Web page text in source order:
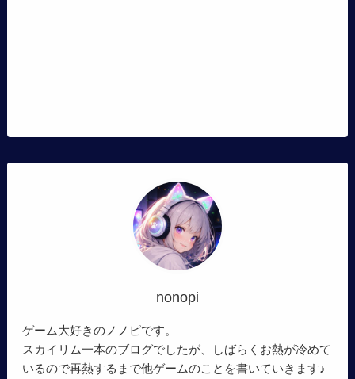
nonopi
ゲーム大好きのノノピです。
スカイリム一本のブログでしたが、しばらくお熱が冷めて
いるので再熱するまで他ゲームのことを書いていきます♪